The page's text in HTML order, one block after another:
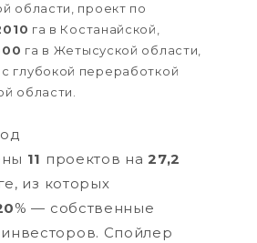
области, проект по
га в Костанайской,
га в Жетысуской области,
глубокой переработкой
области.
11 проектов на27,2
из которых
% — собственные
Спойлер